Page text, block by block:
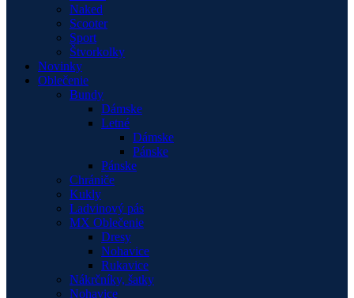
Naked
Scooter
Sport
Štvorkolky
Novinky
Oblečenie
Bundy
Dámske
Letné
Dámske
Pánske
Pánske
Chrániče
Kukly
Ladvinový pás
MX Oblečenie
Dresy
Nohavice
Rukavice
Nákrčníky, šatky
Nohavice